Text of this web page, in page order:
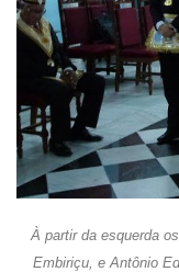
À partir da esquerda
Embiriçu, eAntônio